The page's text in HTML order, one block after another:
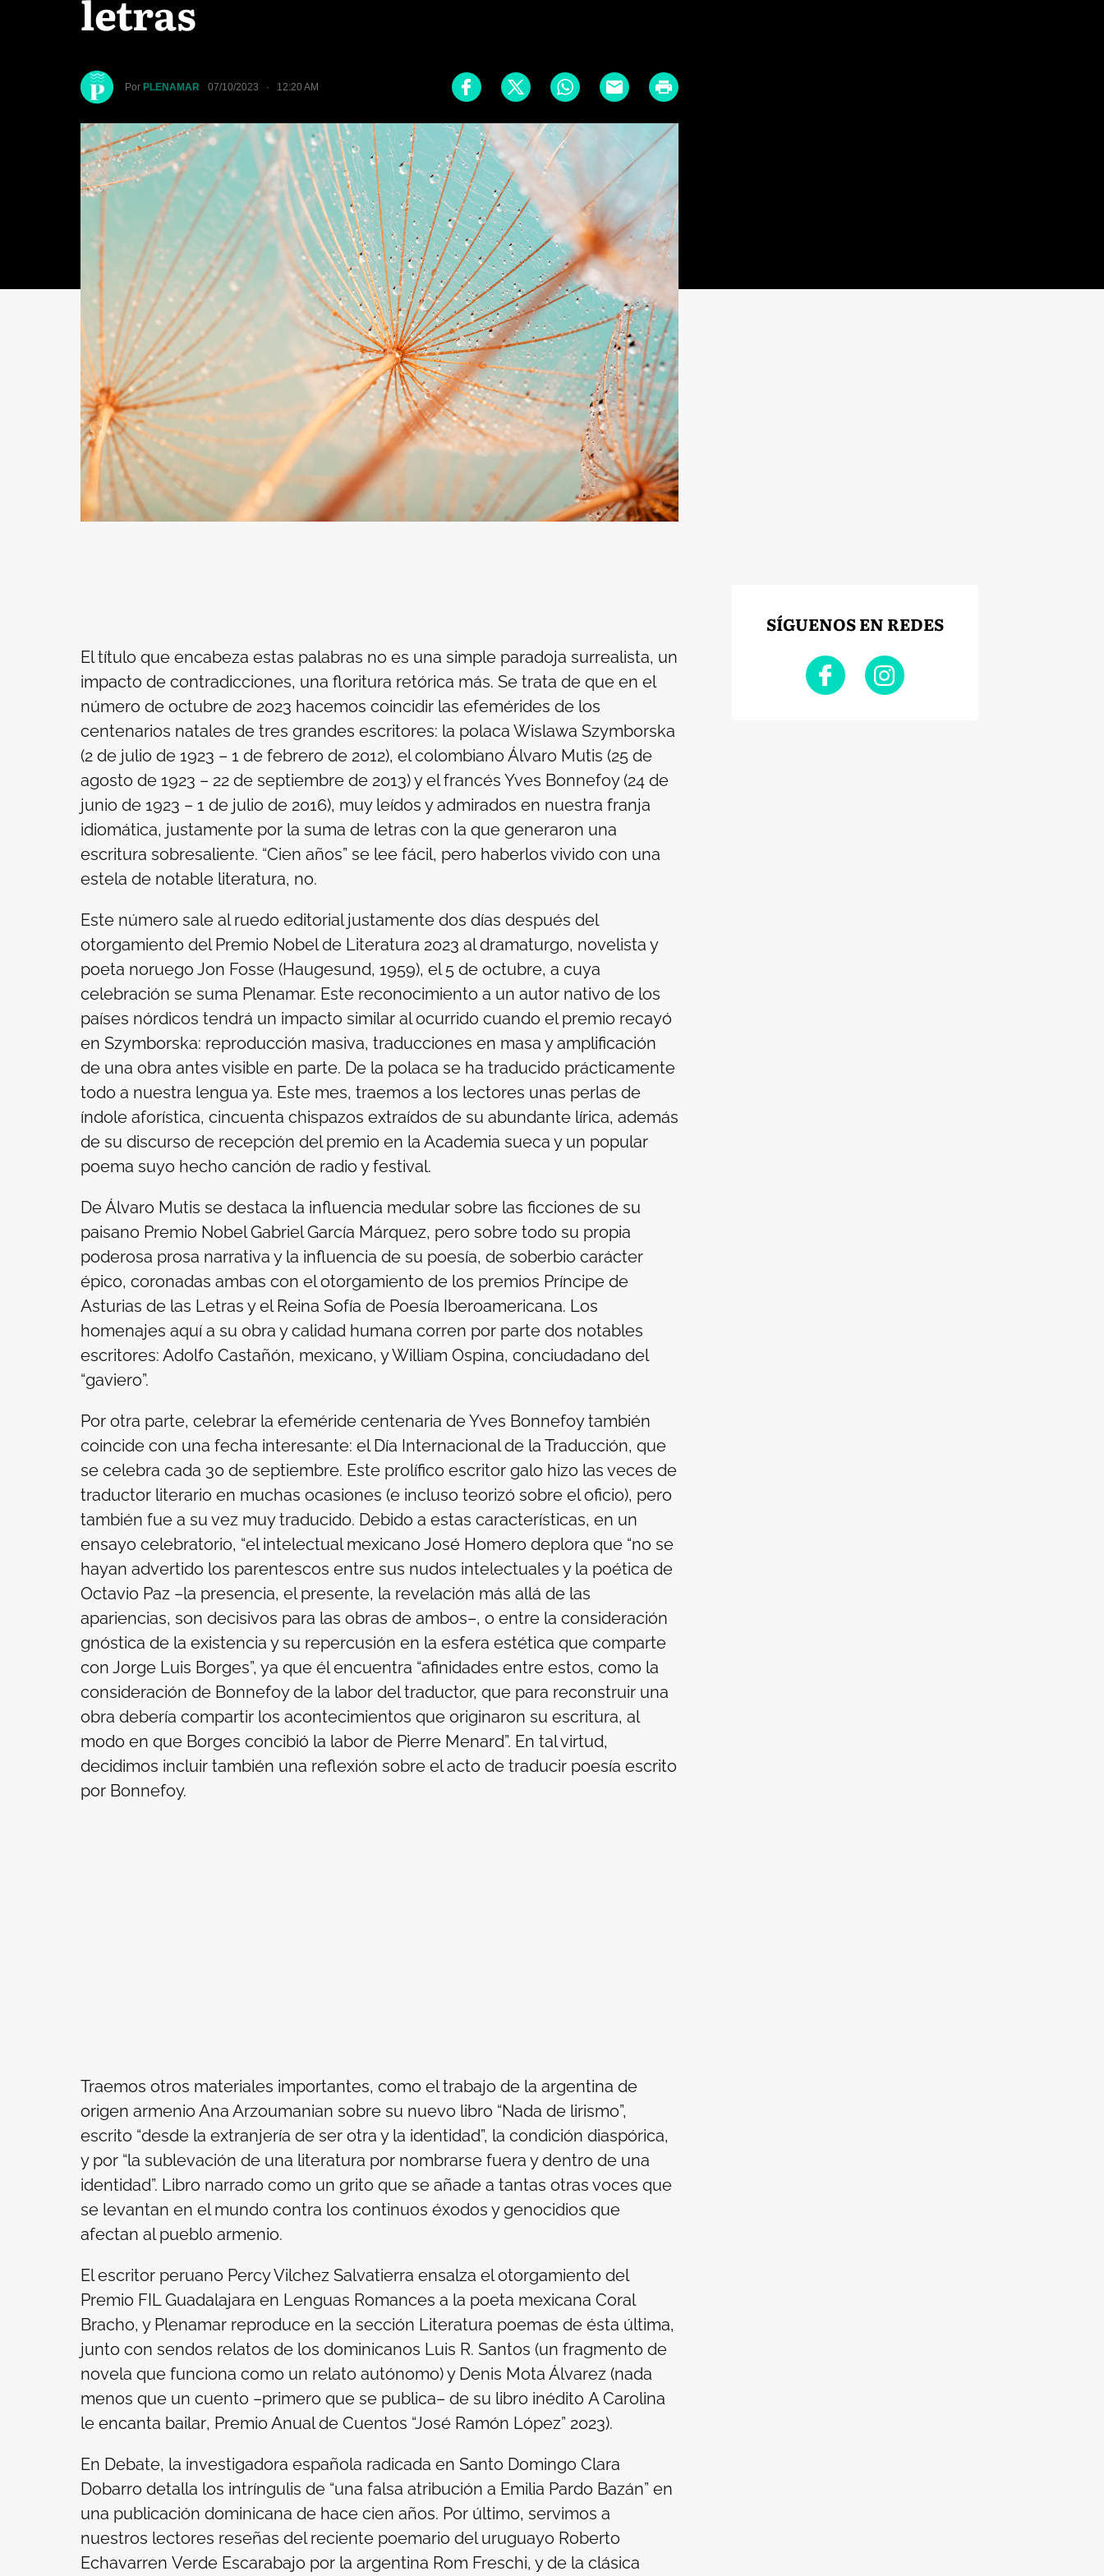
letras
Por PLENAMAR 07/10/2023 · 12:20 AM
El título que encabeza estas palabras no es una simple paradoja surrealista, un
impacto de contradicciones, una floritura retórica más. Se trata de que en el
número de octubre de 2023 hacemos coincidir las efemérides de los
centenarios natales de tres grandes escritores: la polaca Wislawa Szymborska
(2 de julio de 1923 – 1 de febrero de 2012), el colombiano Álvaro Mutis (25 de
agosto de 1923 – 22 de septiembre de 2013) y el francés Yves Bonnefoy (24 de
junio de 1923 – 1 de julio de 2016), muy leídos y admirados en nuestra franja
idiomática, justamente por la suma de letras con la que generaron una
escritura sobresaliente. “Cien años” se lee fácil, pero haberlos vivido con una
estela de notable literatura, no.
Este número sale al ruedo editorial justamente dos días después del
otorgamiento del Premio Nobel de Literatura 2023 al dramaturgo, novelista y
poeta noruego Jon Fosse (Haugesund, 1959), el 5 de octubre, a cuya
celebración se suma Plenamar. Este reconocimiento a un autor nativo de los
países nórdicos tendrá un impacto similar al ocurrido cuando el premio recayó
en Szymborska: reproducción masiva, traducciones en masa y amplificación
de una obra antes visible en parte. De la polaca se ha traducido prácticamente
todo a nuestra lengua ya. Este mes, traemos a los lectores unas perlas de
índole aforística, cincuenta chispazos extraídos de su abundante lírica, además
de su discurso de recepción del premio en la Academia sueca y un popular
poema suyo hecho canción de radio y festival.
De Álvaro Mutis se destaca la influencia medular sobre las ficciones de su
paisano Premio Nobel Gabriel García Márquez, pero sobre todo su propia
poderosa prosa narrativa y la influencia de su poesía, de soberbio carácter
épico, coronadas ambas con el otorgamiento de los premios Príncipe de
Asturias de las Letras y el Reina Sofía de Poesía Iberoamericana. Los
homenajes aquí a su obra y calidad humana corren por parte dos notables
escritores: Adolfo Castañón, mexicano, y William Ospina, conciudadano del
“gaviero”.
Por otra parte, celebrar la efeméride centenaria de Yves Bonnefoy también
coincide con una fecha interesante: el Día Internacional de la Traducción, que
se celebra cada 30 de septiembre. Este prolífico escritor galo hizo las veces de
traductor literario en muchas ocasiones (e incluso teorizó sobre el oficio), pero
también fue a su vez muy traducido. Debido a estas características, en un
ensayo celebratorio, “el intelectual mexicano José Homero deplora que “no se
hayan advertido los parentescos entre sus nudos intelectuales y la poética de
Octavio Paz –la presencia, el presente, la revelación más allá de las
apariencias, son decisivos para las obras de ambos–, o entre la consideración
gnóstica de la existencia y su repercusión en la esfera estética que comparte
con Jorge Luis Borges”, ya que él encuentra “afinidades entre estos, como la
consideración de Bonnefoy de la labor del traductor, que para reconstruir una
obra debería compartir los acontecimientos que originaron su escritura, al
modo en que Borges concibió la labor de Pierre Menard”. En tal virtud,
decidimos incluir también una reflexión sobre el acto de traducir poesía escrito
por Bonnefoy.
Traemos otros materiales importantes, como el trabajo de la argentina de
origen armenio Ana Arzoumanian sobre su nuevo libro “Nada de lirismo”,
escrito “desde la extranjería de ser otra y la identidad”, la condición diaspórica,
y por “la sublevación de una literatura por nombrarse fuera y dentro de una
identidad”. Libro narrado como un grito que se añade a tantas otras voces que
se levantan en el mundo contra los continuos éxodos y genocidios que
afectan al pueblo armenio.
El escritor peruano Percy Vilchez Salvatierra ensalza el otorgamiento del
Premio FIL Guadalajara en Lenguas Romances a la poeta mexicana Coral
Bracho, y Plenamar reproduce en la sección Literatura poemas de ésta última,
junto con sendos relatos de los dominicanos Luis R. Santos (un fragmento de
novela que funciona como un relato autónomo) y Denis Mota Álvarez (nada
menos que un cuento –primero que se publica– de su libro inédito A Carolina
le encanta bailar, Premio Anual de Cuentos “José Ramón López” 2023).
En Debate, la investigadora española radicada en Santo Domingo Clara
Dobarro detalla los intríngulis de “una falsa atribución a Emilia Pardo Bazán” en
una publicación dominicana de hace cien años. Por último, servimos a
nuestros lectores reseñas del reciente poemario del uruguayo Roberto
Echavarren Verde Escarabajopor la argentina Rom Freschi, y de la clásica
SÍGUENOS EN REDES